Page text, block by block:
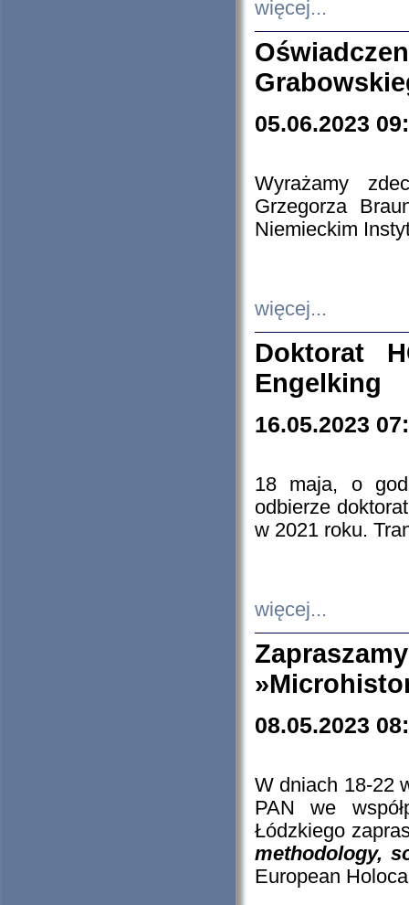
więcej...
05.06.2023
Wyrażamy
Grzegorza
Niemieckim
więcej...
Doktorat
Engelking
16.05.2023
18 maja, o
odbierze
w 2021 roku.
więcej...
08.05.2023
W dniach 18-22
PAN we
Łódzkiego
methodology,
European